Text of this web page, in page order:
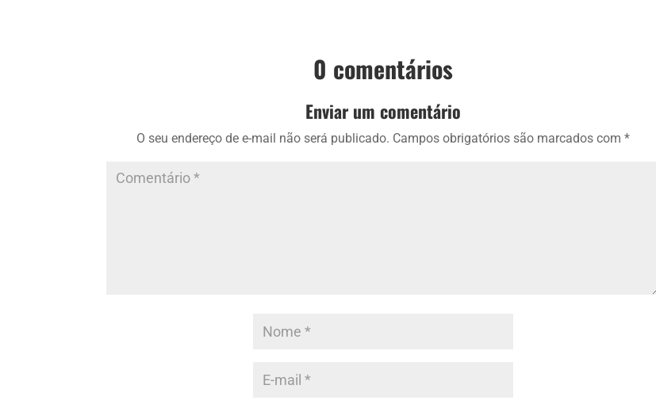
0 comentários
Enviar um comentário
O seu endereço de e-mail não será publicado. Campos obrigatórios são marcados com *